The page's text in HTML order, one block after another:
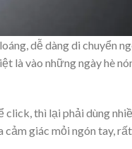
dễ dàng di chuyển
là vào những ngày hè
click, thì lại phải dùng
giác mỏi ngón tay,